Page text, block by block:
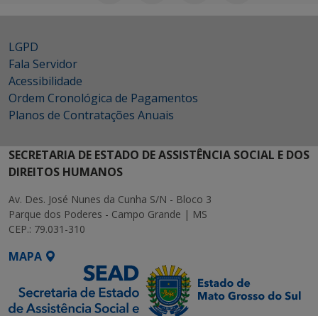
LGPD
Fala Servidor
Acessibilidade
Ordem Cronológica de Pagamentos
Planos de Contratações Anuais
SECRETARIA DE ESTADO DE ASSISTÊNCIA SOCIAL E DOS
DIREITOS HUMANOS
Av. Des. José Nunes da Cunha S/N - Bloco 3
Parque dos Poderes - Campo Grande | MS
CEP.: 79.031-310
MAPA